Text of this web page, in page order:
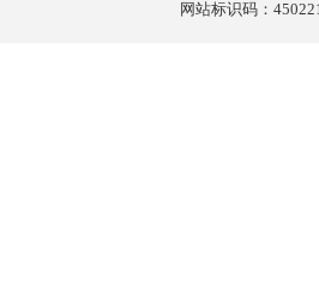
网站标识码：